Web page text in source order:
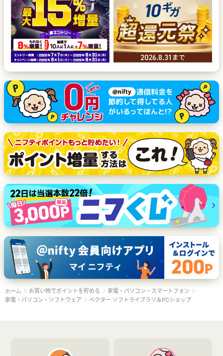
ホーム お買い物でポイントを貯める
家電・パソコン・スマートフォン
家電・パソコン・ソフトウェア
ベクター ソフトライブラリ＆PCショップ